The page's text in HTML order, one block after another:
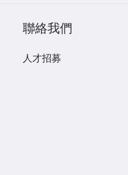
聯絡我們
人才招募